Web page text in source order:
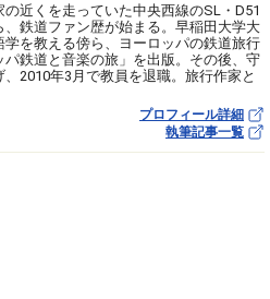
近くを走っていた中央西線のSL・D51
、鉄道ファン歴が始まる。早稲田大学大
を教える傍ら、ヨーロッパの鉄道旅行
パ鉄道と音楽の旅」を出版。その後、守
2010年3月で教員を退職。旅行作家と
プロフィール詳細
執筆記事一覧